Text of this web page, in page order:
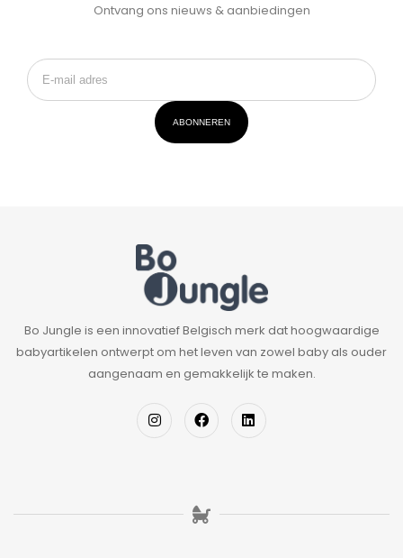
Ontvang ons nieuws & aanbiedingen
ABONNEREN
Bo Jungle is een innovatief Belgisch merk dat hoogwaardige
babyartikelen ontwerpt om het leven van zowel baby als ouder
aangenaam en gemakkelijk te maken.